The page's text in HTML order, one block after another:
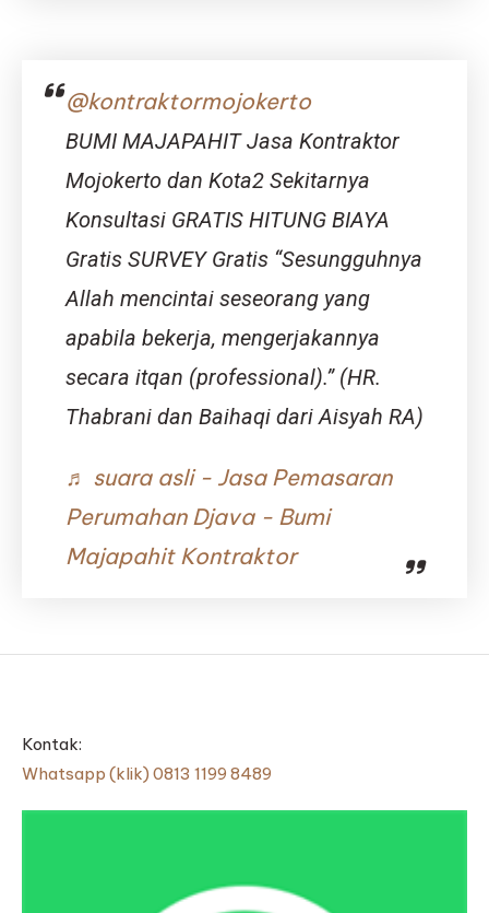
Kamu
Tahu!)
Makan
Malam?
@kontraktormojokerto
BUMI MAJAPAHIT Jasa Kontraktor
Mojokerto dan Kota2 Sekitarnya
Konsultasi GRATIS HITUNG BIAYA
Gratis SURVEY Gratis “Sesungguhnya
Allah mencintai seseorang yang
apabila bekerja, mengerjakannya
secara itqan (professional).” (HR.
Thabrani dan Baihaqi dari Aisyah RA)
♬ suara asli - Jasa Pemasaran
Perumahan Djava - Bumi
Majapahit Kontraktor
Kontak:
Whatsapp (klik) 0813 1199 8489